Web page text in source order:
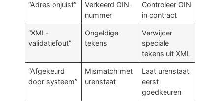
“Adres onjuist”
Verkeerd OIN-
nummer
Controleer OIN
in contract
“XML-
validatiefout”
Ongeldige
tekens
Verwijder
speciale
tekens uit XML
“Afgekeurd
door systeem”
Mismatch met
urenstaat
Laat urenstaat
eerst
goedkeuren